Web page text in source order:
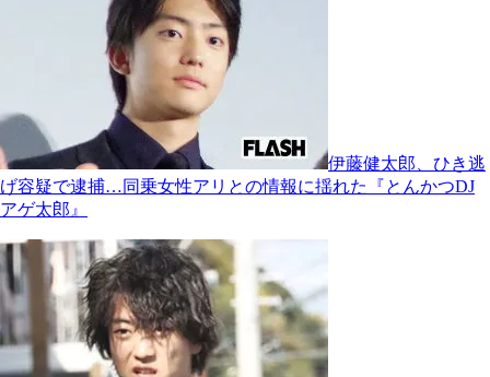
伊藤健太郎、ひき逃
げ容疑で逮捕…同乗女性アリとの情報に揺れた『とんかつDJ
アゲ太郎』